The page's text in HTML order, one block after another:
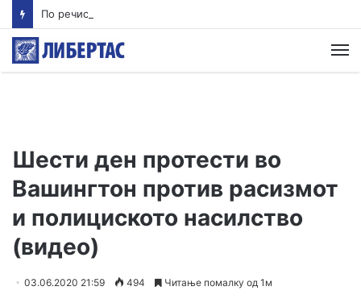
Шести ден протести во
Вашингтон против расизмот
и полициското насилство
(видео)
03.06.2020 21:59 494 Читање помалку од 1м